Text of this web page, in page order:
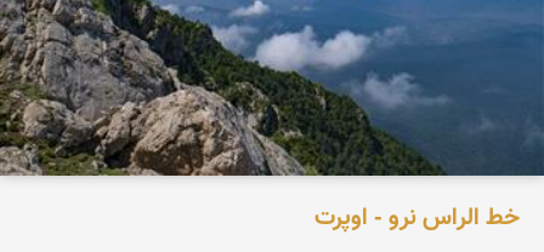
خط الراس نرو - اوپرت